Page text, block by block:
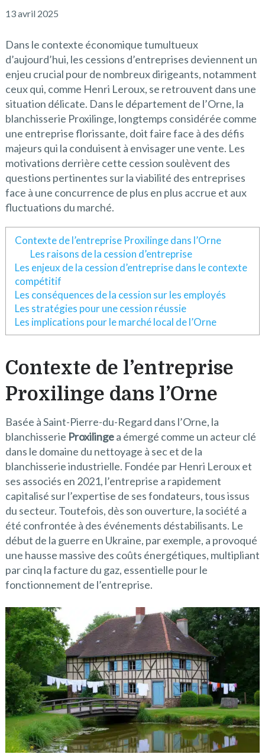
13 avril 2025
Dans le contexte économique tumultueux
d’aujourd’hui, les cessions d’entreprises deviennent un
enjeu crucial pour de nombreux dirigeants, notamment
ceux qui, comme Henri Leroux, se retrouvent dans une
situation délicate. Dans le département de l’Orne, la
blanchisserie Proxilinge, longtemps considérée comme
une entreprise florissante, doit faire face à des défis
majeurs qui la conduisent à envisager une vente. Les
motivations derrière cette cession soulèvent des
questions pertinentes sur la viabilité des entreprises
face à une concurrence de plus en plus accrue et aux
fluctuations du marché.
Contexte de l’entreprise Proxilinge dans l’Orne
Les raisons de la cession d’entreprise
Les enjeux de la cession d’entreprise dans le contexte
compétitif
Les conséquences de la cession sur les employés
Les stratégies pour une cession réussie
Les implications pour le marché local de l’Orne
Contexte de l’entreprise
Proxilinge dans l’Orne
Basée à Saint-Pierre-du-Regard dans l’Orne, la
blanchisserie Proxilingea émergé comme un acteur clé
dans le domaine du nettoyage à sec et de la
blanchisserie industrielle. Fondée par Henri Leroux et
ses associés en 2021, l’entreprise a rapidement
capitalisé sur l’expertise de ses fondateurs, tous issus
du secteur. Toutefois, dès son ouverture, la société a
été confrontée à des événements déstabilisants. Le
début de la guerre en Ukraine, par exemple, a provoqué
une hausse massive des coûts énergétiques, multipliant
par cinq la facture du gaz, essentielle pour le
fonctionnement de l’entreprise.